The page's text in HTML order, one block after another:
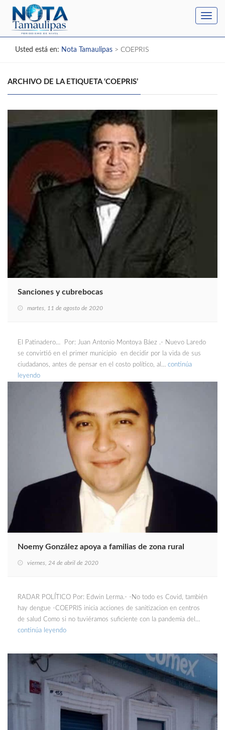
Usted está en: Nota Tamaulipas > COEPRIS
ARCHIVO DE LA ETIQUETA ‘COEPRIS’
Sanciones y cubrebocas
martes, 11 de agosto de 2020
El Patinadero… Por: Juan Antonio Montoya Báez .- Nuevo Laredo
se convirtió en el primer municipio en decidir por la vida de sus
ciudadanos, antes de pensar en el costo político, al… continúa
leyendo
Noemy González apoya a familias de zona rural
viernes, 24 de abril de 2020
RADAR POLÍTICO Por: Edwin Lerma.- -No todo es Covid, también
hay dengue -COEPRIS inicia acciones de sanitizacion en centros
de salud Como si no tuviéramos suficiente con la pandemia del…
continúa leyendo